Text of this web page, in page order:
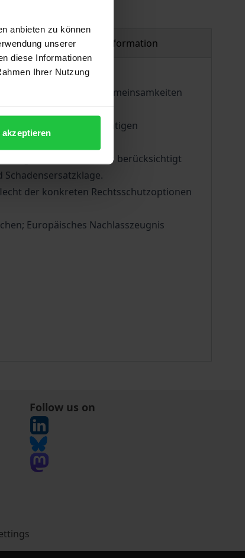
anbieten zu können
unserer
diese Informationen
Ihrer Nutzung
akzeptieren
Product safety information
Parallelen und Gemeinsamkeiten
werden sämtliche wichtigen
, Verwaltungs- und
eingebettet. Besonders berücksichtigt
der konkreten Rechtsschutzoptionen
Europäisches Nachlasszeugnis
Follow us on